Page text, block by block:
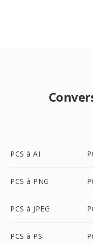
PCS à AI
PCS à PNG
PCS à JPEG
PCS à PS